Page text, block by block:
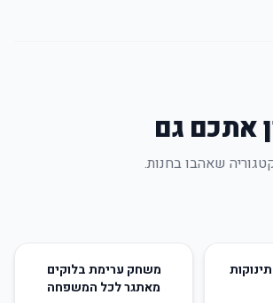
אתכם גם
שאהבו בחנות.
67משחק ערימת בלוקים
מאתגר לכל המשפחה